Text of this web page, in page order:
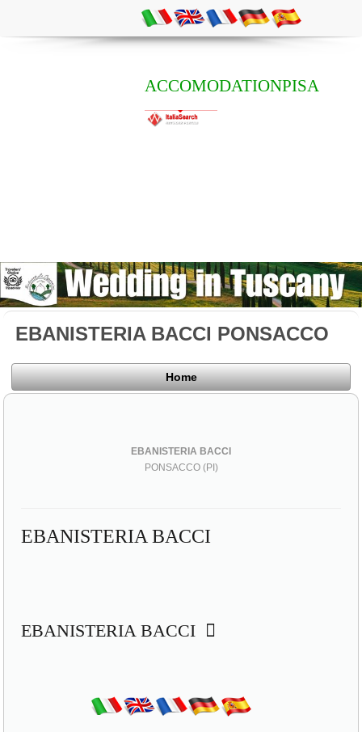
ACCOMODATIONPISA
EBANISTERIA BACCI PONSACCO
Home
EBANISTERIA BACCI
PONSACCO (PI)
EBANISTERIA BACCI
EBANISTERIA BACCI